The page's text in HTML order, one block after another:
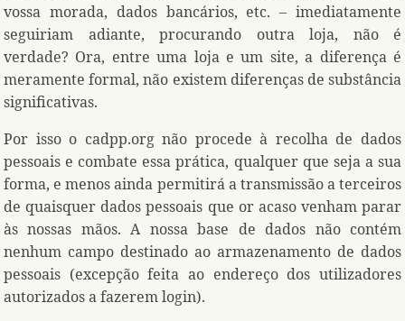
vossa morada, dados bancários, etc. – imediatamente
seguiriam adiante, procurando outra loja, não é
verdade? Ora, entre uma loja e um site, a diferença é
meramente formal, não existem diferenças de substância
significativas.
Por isso o cadpp.org não procede à recolha de dados
pessoais e combate essa prática, qualquer que seja a sua
forma, e menos ainda permitirá a transmissão a terceiros
de quaisquer dados pessoais que or acaso venham parar
às nossas mãos. A nossa base de dados não contém
nenhum campo destinado ao armazenamento de dados
pessoais (excepção feita ao endereço dos utilizadores
autorizados a fazerem login).